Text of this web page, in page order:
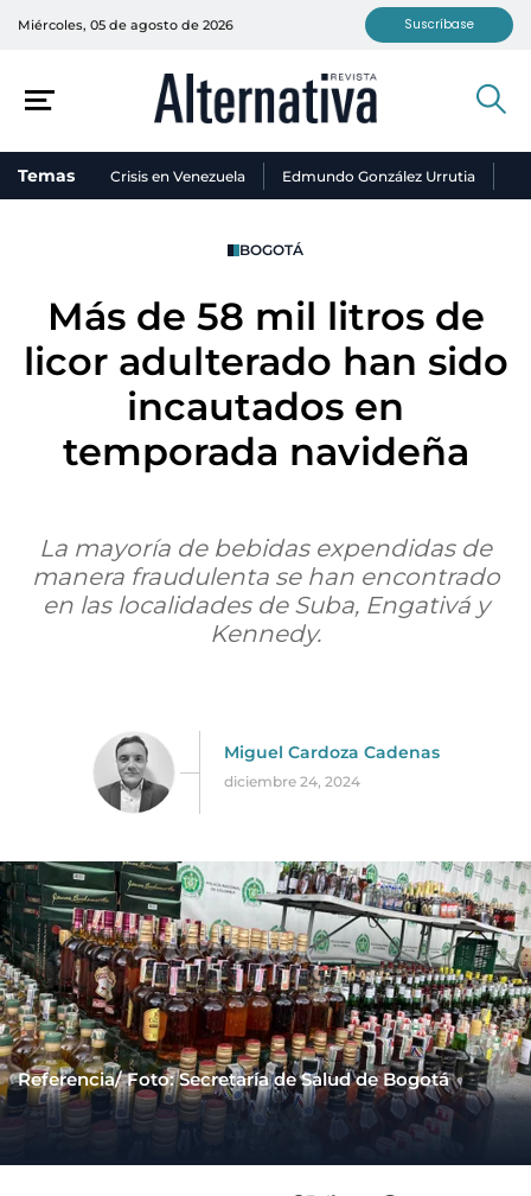
Miércoles, 05 de agosto de 2026 Suscríbase
Temas Crisis en Venezuela Edmundo González Urrutia
BOGOTÁ
Más de 58 mil litros de
licor adulterado han sido
incautados en
temporada navideña
La mayoría de bebidas expendidas de
manera fraudulenta se han encontrado
en las localidades de Suba, Engativá y
Kennedy.
Miguel Cardoza Cadenas
diciembre 24, 2024
Referencia/ Foto: Secretaría de Salud de Bogotá